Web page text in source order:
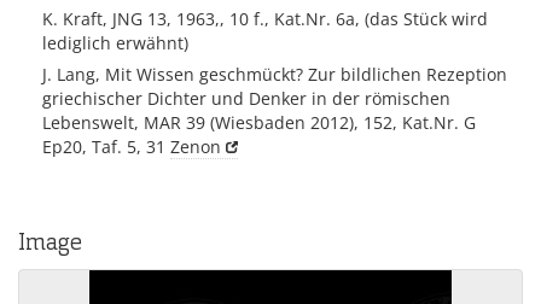
K. Kraft, JNG 13, 1963,, 10 f., Kat.Nr. 6a, (das Stück wird
lediglich erwähnt)
J. Lang, Mit Wissen geschmückt? Zur bildlichen Rezeption
griechischer Dichter und Denker in der römischen
Lebenswelt, MAR 39 (Wiesbaden 2012), 152, Kat.Nr. G
Ep20, Taf. 5, 31 Zenon
Image